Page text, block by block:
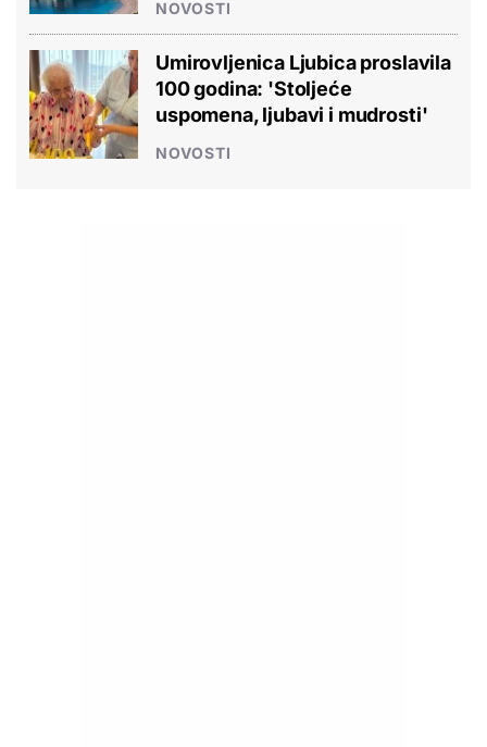
NOVOSTI
Umirovljenica Ljubica proslavila
100 godina: 'Stoljeće
uspomena, ljubavi i mudrosti'
NOVOSTI